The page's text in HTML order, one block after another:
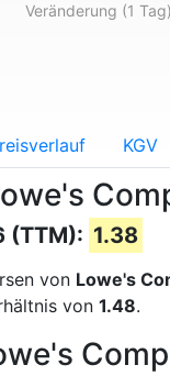
Veränderung (1 Tag)
KGV
(TTM): 1.38
von Lowe's
von 1.48.